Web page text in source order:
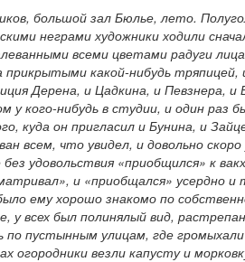
большой зал Бюлье, лето.
неграми художники ходили
всеми цветами радуги
какой-нибудь тряпицей,
Дерена, и Цадкина, и Певзнера,
у кого-нибудь в студии, и один раз
куда он пригласил и Бунина, и
всем, что увидел, и довольно
удовольствия «приобщился» к
и «приобщался» усердно
ему хорошо знакомо по
у всех был полинялый вид,
по пустынным улицам, где
огородники везли капусту и